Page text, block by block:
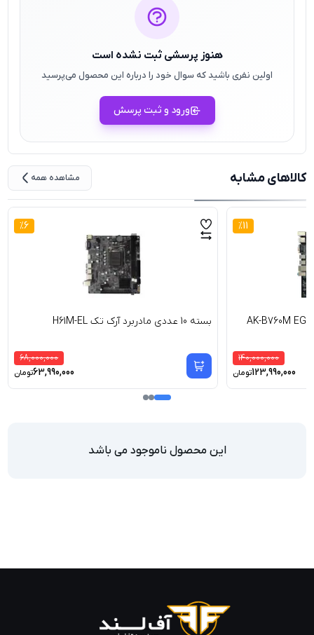
هنوز پرسشی ثبت نشده است
اولین نفری باشید که سوال خود را درباره این محصول می‌پرسید
ورود و ثبت پرسش
کالاهای مشابه مشاهده همه
6
%
بسته 10 عددی مادربرد آرک تک H61M-EL
68,000,000
63,990,000تومان
11
%
140,000,000
123,990,000تومان
این محصول ناموجود می باشد